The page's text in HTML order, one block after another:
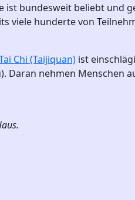
bundesweit beliebt und
viele hunderte von
Chi (Taijiquan) ist
Daran nehmen Menschen